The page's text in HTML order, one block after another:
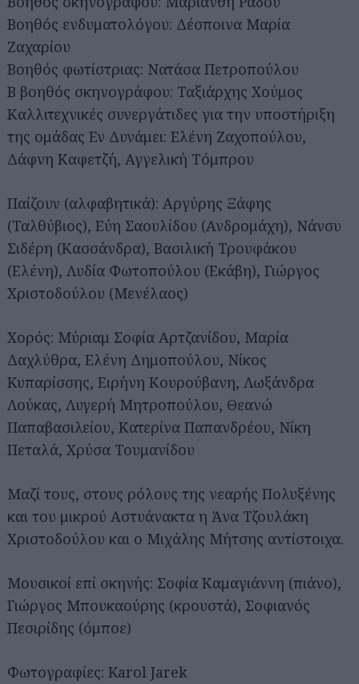
Βοηθός ενδυματολόγου: Δέσποινα Μαρία
Ζαχαρίου
Βοηθός φωτίστριας: Νατάσα Πετροπούλου
Β βοηθός σκηνογράφου: Ταξιάρχης Χούμος
Καλλιτεχνικές συνεργάτιδες για την υποστήριξη
της ομάδας Εν Δυνάμει: Ελένη Ζαχοπούλου,
Δάφνη Καφετζή, Αγγελική Τόμπρου
Παίζουν (αλφαβητικά): Αργύρης Ξάφης
(Ταλθύβιος), Εύη Σαουλίδου (Ανδρομάχη), Νάνσυ
Σιδέρη (Κασσάνδρα), Βασιλική Τρουφάκου
(Ελένη), Λυδία Φωτοπούλου (Εκάβη), Γιώργος
Χριστοδούλου (Μενέλαος)
Χορός: Μύριαμ Σοφία Αρτζανίδου, Μαρία
Δαχλύθρα, Eλένη Δημοπούλου, Νίκος
Κυπαρίσσης, Ειρήνη Κουρούβανη, Λωξάνδρα
Λούκας, Λυγερή Μητροπούλου, Θεανώ
Παπαβασιλείου, Κατερίνα Παπανδρέου, Νίκη
Πεταλά, Χρύσα Τουμανίδου
Μαζί τους, στους ρόλους της νεαρής Πολυξένης
και του μικρού Αστυάνακτα η Άνα Τζουλάκη
Χριστοδούλου και ο Μιχάλης Μήτσης αντίστοιχα.
Μουσικοί επί σκηνής: Σοφία Καμαγιάννη (πιάνο),
Γιώργος Μπουκαούρης (κρουστά), Σοφιανός
Πεσιρίδης (όμποε)
Φωτογραφίες: Karol Jarek